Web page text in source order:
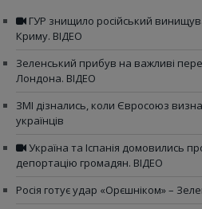
ГУР знищило російський
Криму. ВІДЕО
Зеленський прибув на важливі
Лондона. ВІДЕО
ЗМІ дізнались, коли Євросоюз
українців
Україна та Іспанія домовились
депортацію громадян. ВІДЕО
Росія готує удар «Орєшніком» –